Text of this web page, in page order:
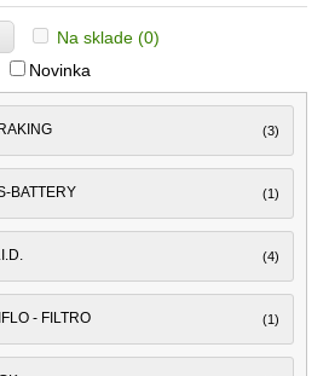
Na sklade (0)
Novinka
(3)
BATTERY (1)
(4)
- FILTRO (1)